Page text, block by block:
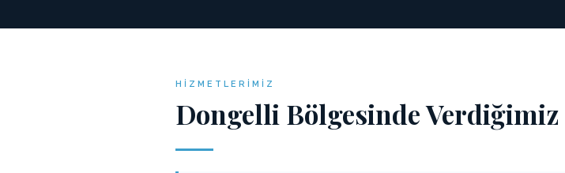
HIZMETLERIMIZ
Dongelli Bölgesinde